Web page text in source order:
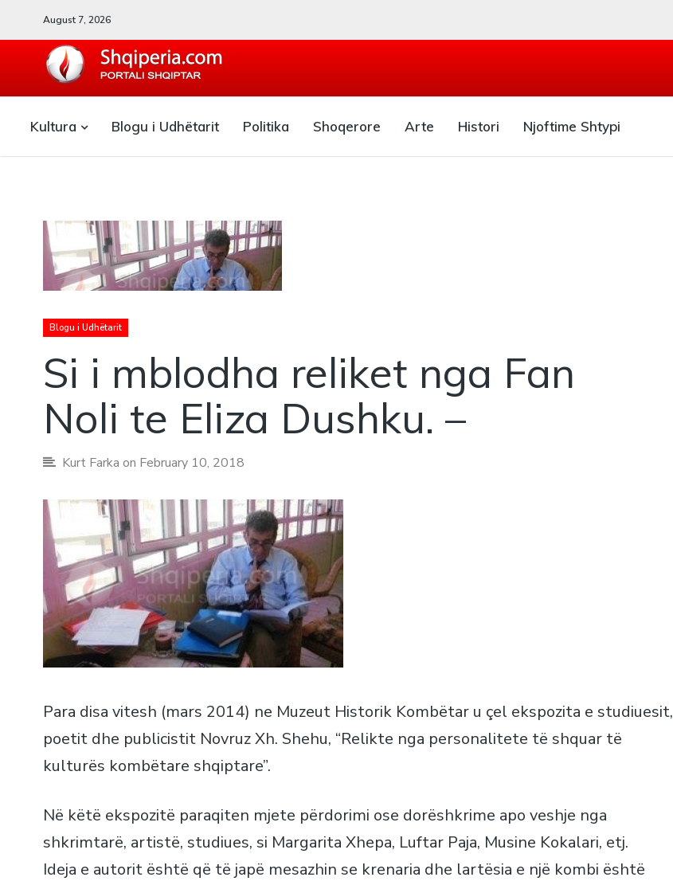
August 7, 2026
Kultura Blogu i Udhëtarit Politika Shoqerore Arte Histori Njoftime Shtypi
Blogu i Udhëtarit
Si i mblodha reliket nga Fan
Noli te Eliza Dushku. –
Kurt Farka on February 10, 2018
Para disa vitesh (mars 2014) ne Muzeut Historik Kombëtar u çel ekspozita e studiuesit,
poetit dhe publicistit Novruz Xh. Shehu, “Relikte nga personalitete të shquar të
kulturës kombëtare shqiptare”.
Në këtë ekspozitë paraqiten mjete përdorimi ose dorëshkrime apo veshje nga
shkrimtarë, artistë, studiues, si Margarita Xhepa, Luftar Paja, Musine Kokalari, etj.
Ideja e autorit është që të japë mesazhin se krenaria dhe lartësia e një kombi është